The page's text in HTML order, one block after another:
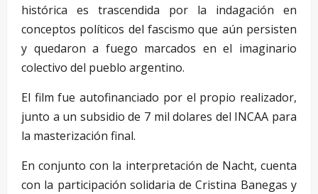
histórica es trascendida por la indagación en
conceptos políticos del fascismo que aún persisten
y quedaron a fuego marcados en el imaginario
colectivo del pueblo argentino.
El film fue autofinanciado por el propio realizador,
junto a un subsidio de 7 mil dolares del INCAA para
la masterización final.
En conjunto con la interpretación de Nacht, cuenta
con la participación solidaria de Cristina Banegas y